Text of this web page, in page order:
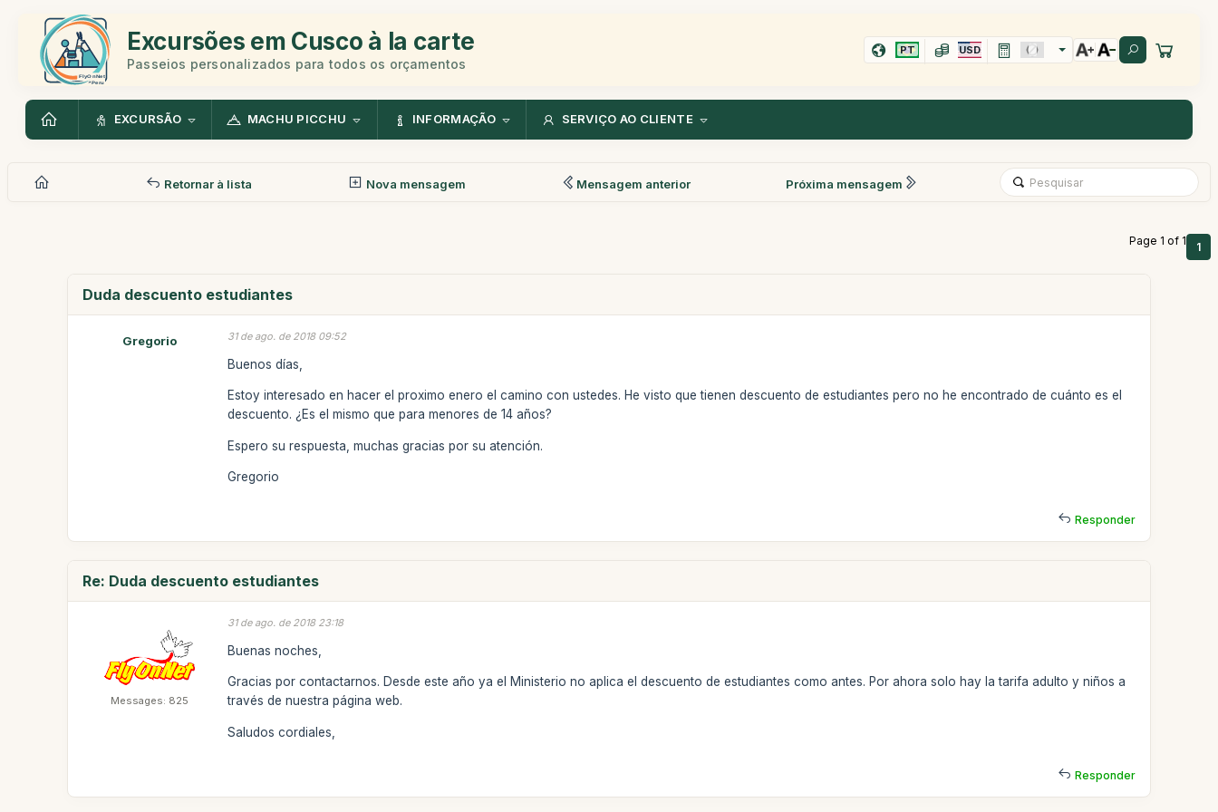
Excursões em Cusco à la carte
Passeios personalizados para todos os orçamentos
PT USD
EXCURSÃO MACHU PICCHU INFORMAÇÃO SERVIÇO AO CLIENTE
Retornar à lista Nova mensagem Mensagem anterior Próxima mensagem
Page 1 of 1 1
Duda descuento estudiantes
Gregorio 31 de ago. de 2018 09:52
Buenos días,
Estoy interesado en hacer el proximo enero el camino con ustedes. He visto que tienen descuento de estudiantes pero no he encontrado de cuánto es el
descuento. ¿Es el mismo que para menores de 14 años?
Espero su respuesta, muchas gracias por su atención.
Gregorio
Responder
Re: Duda descuento estudiantes
Messages: 825
31 de ago. de 2018 23:18
Buenas noches,
Gracias por contactarnos. Desde este año ya el Ministerio no aplica el descuento de estudiantes como antes. Por ahora solo hay la tarifa adulto y niños a
través de nuestra página web.
Saludos cordiales,
Responder